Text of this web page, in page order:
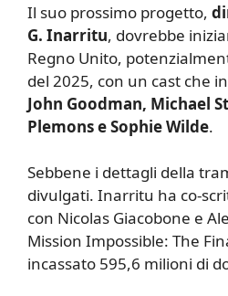
Il suo prossimo progetto,
G. Inarritu, dovrebbe
Regno Unito,
del 2025, con un cast che
John Goodman, Michael
Plemons e Sophie Wilde.
Sebbene i dettagli della
divulgati. Inarritu ha co-
con Nicolas Giacobone e
Mission Impossible: The
incassato 595,6 milioni di